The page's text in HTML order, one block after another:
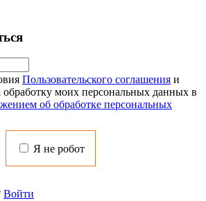
Пользовательского соглашения и
обработку моих персональных данных в
об обработке персональных
Я не робот
Войти